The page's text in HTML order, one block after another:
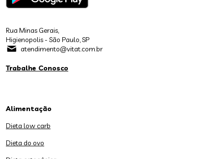
Rua Minas Gerais,
Higienopolis - São Paulo, SP
atendimento@vitat.com.br
Trabalhe Conosco
Alimentação
Dieta low carb
Dieta do ovo